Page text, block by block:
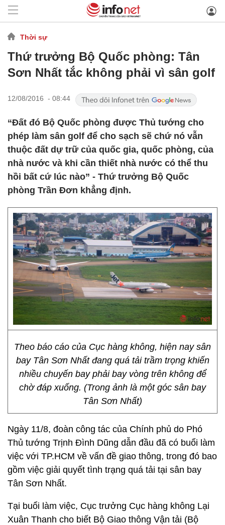
Thời sự
Thứ trưởng Bộ Quốc phòng: Tân
Sơn Nhất tắc không phải vì sân golf
12/08/2016 - 08:44
“Đất đó Bộ Quốc phòng được Thủ tướng cho
phép làm sân golf để cho sạch sẽ chứ nó vẫn
thuộc đất dự trữ của quốc gia, quốc phòng, của
nhà nước và khi cần thiết nhà nước có thể thu
hồi bất cứ lúc nào” - Thứ trưởng Bộ Quốc
phòng Trần Đơn khẳng định.
Theo báo cáo của Cục hàng không, hiện nay sân
bay Tân Sơn Nhất đang quá tải trầm trọng khiến
nhiều chuyến bay phải bay vòng trên không để
chờ đáp xuống. (Trong ảnh là một góc sân bay
Tân Sơn Nhất)
Ngày 11/8, đoàn công tác của Chính phủ do Phó
Thủ tướng Trịnh Đình Dũng dẫn đầu đã có buổi làm
việc với TP.HCM về vấn đề giao thông, trong đó bao
gồm việc giải quyết tình trạng quá tải tại sân bay
Tân Sơn Nhất.
Tại buổi làm việc, Cục trưởng Cục hàng không Lại
Xuân Thanh cho biết Bộ Giao thông Vận tải (Bộ